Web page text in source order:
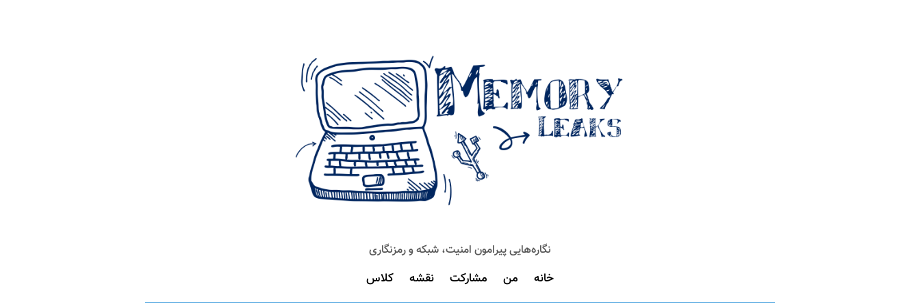
نگاره‌هایی پیرامون امنیت، شبکه و رمزنگاری
خانه من مشارکت نقشه کلاس